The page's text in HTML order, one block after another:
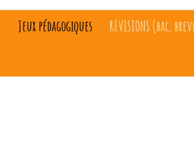
Jeux pédagogiques REVISIONS (bac,